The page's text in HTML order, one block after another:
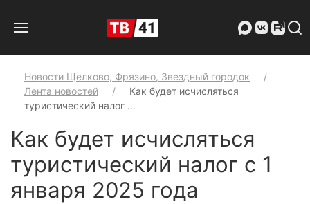
Новости Щелково, Фрязино, Звездный городок
Лента новостей
Как будет исчисляться
туристический налог …
Как будет исчисляться
туристический налог с 1
января 2025 года